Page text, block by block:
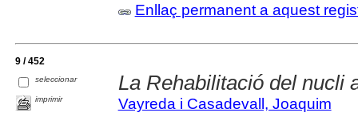
Enllaç permanent a aquest
9 / 452
seleccionar
imprimir
La Rehabilitació del nucli
Vayreda i Casadevall, Joaquim